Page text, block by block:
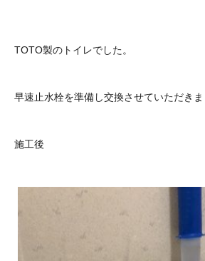
TOTO製のトイレでした。
早速止水栓を準備し交換させていただきま
施工後